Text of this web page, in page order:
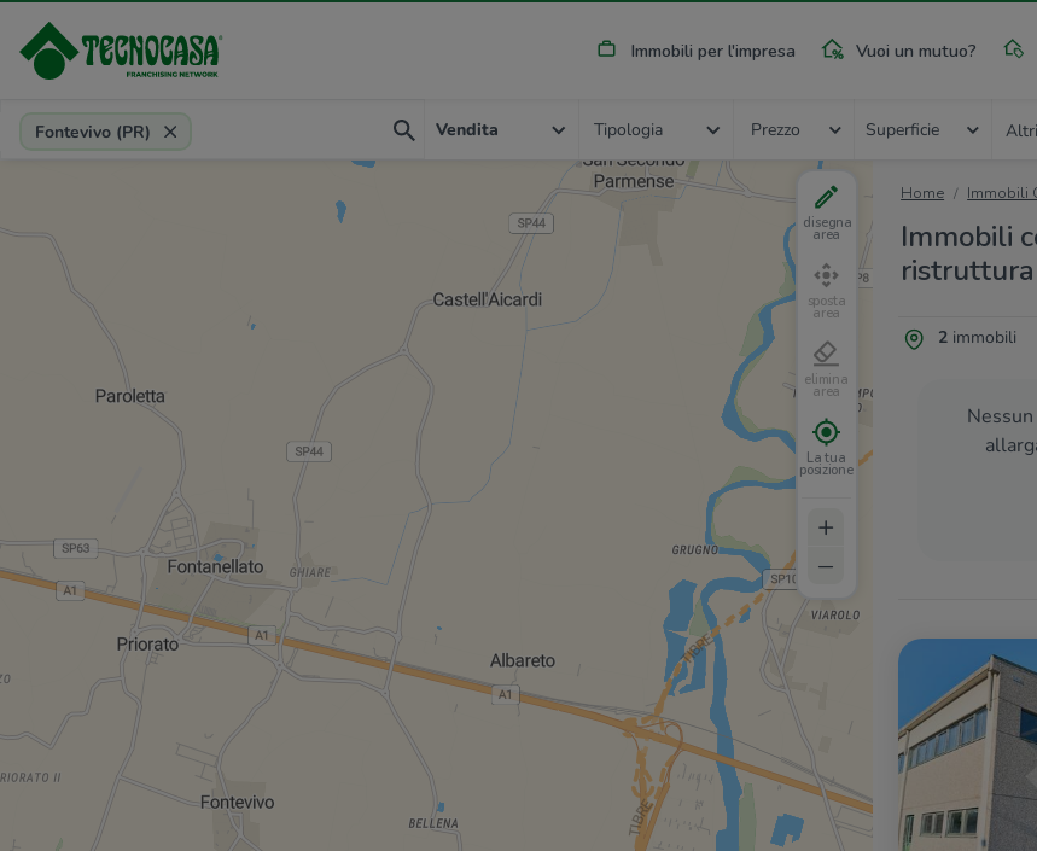
Immobili per l'impresa Vuoi un mutuo?
Provincia, comune, zona, riferimento
Fontevivo (PR) Vendita Tipologia Prezzo Superficie
Home Immobili
Immobili
2immobili
disegna
area
sposta
area
elimina
area
La tua
posizione
+
–